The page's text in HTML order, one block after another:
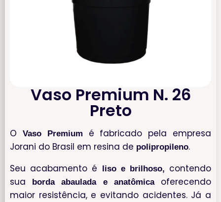
Vaso Premium N. 26
Preto
O Vaso Premium é fabricado pela empresa
Jorani do Brasil em resina de polipropileno.
Seu acabamento é
liso e brilhoso, contendo
sua borda abaulada e anatômica oferecendo
maior resistência, e evitando acidentes. Já a